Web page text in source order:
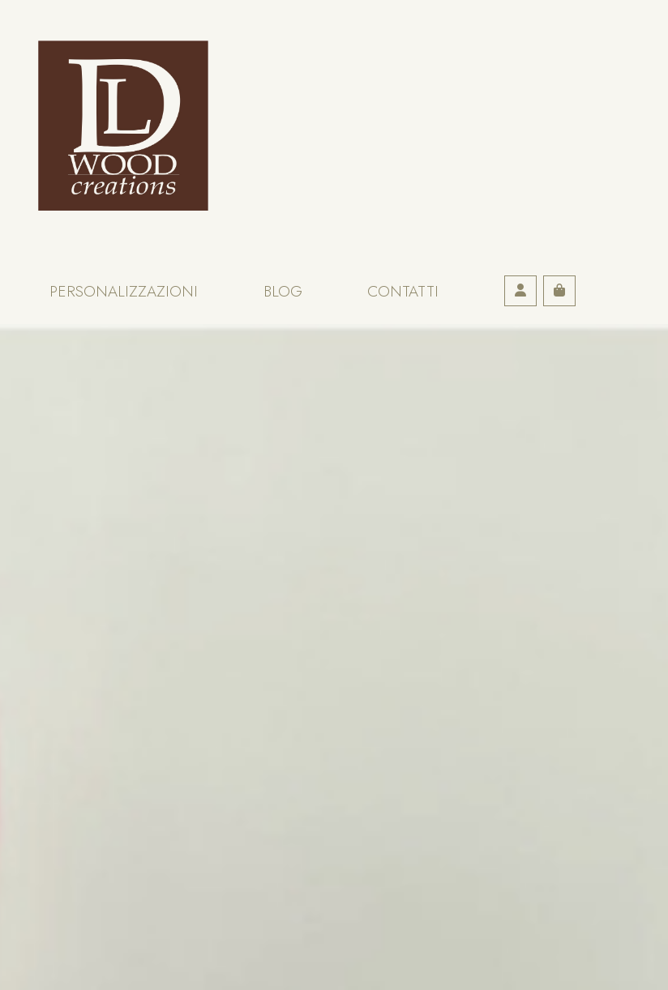
PERSONALIZZAZIONI BLOG CONTATTI Account
Cart